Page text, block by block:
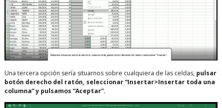
Una tercera opción sería situarnos sobre cualquiera de las celdas,pulsar
botón derecho del ratón, seleccionar “Insertar>Insertar toda una
columna” y pulsamos “Aceptar”.